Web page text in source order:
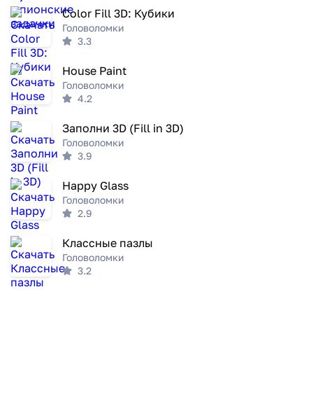
Color Fill 3D: Кубики
Головоломки
3.3
House Paint
Головоломки
4.2
Заполни 3D (Fill in 3D)
Головоломки
3.9
Happy Glass
Головоломки
2.9
Классные пазлы
Головоломки
3.2